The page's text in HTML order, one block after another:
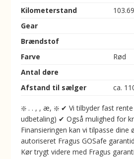
Kilometerstand
Gear
Brændstof
Farve
Rød
Antal døre
Afstand til sælger
ca.
❇️ . . , , æ, ❇️ ✔ Vi tilbyder fast rente
udbetaling) ✔ Også mulighed for
Finansieringen kan vi tilpasse dine
autoriseret Fragus GOSafe
Kør trygt videre med Fragus